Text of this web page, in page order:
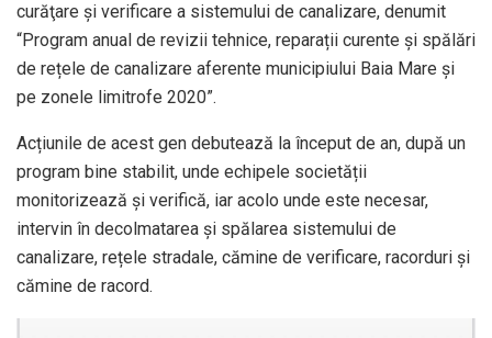
curăţare şi verificare a sistemului de canalizare, denumit
“Program anual de revizii tehnice, reparații curente și spălări
de rețele de canalizare aferente municipiului Baia Mare și
pe zonele limitrofe 2020”.
Acțiunile de acest gen debutează la început de an, după un
program bine stabilit, unde echipele societății
monitorizează și verifică, iar acolo unde este necesar,
intervin în decolmatarea şi spălarea sistemului de
canalizare, rețele stradale, cămine de verificare, racorduri și
cămine de racord.